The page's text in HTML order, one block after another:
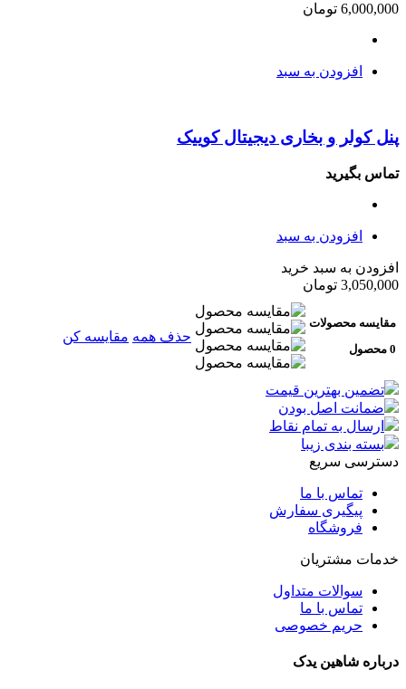
6,000,000 تومان
افزودن به سبد
پنل کولر و بخاری دیجیتال کوییک
تماس بگیرید
افزودن به سبد
افزودن به سبد خرید
3,050,000 تومان
مقایسه محصولات
0 محصول
حذف همه مقایسه کن
تضمین بهترین قیمت
ضمانت اصل بودن
ارسال به تمام نقاط
بسته بندی زیبا
دسترسی سریع
تماس با ما
پیگیری سفارش
فروشگاه
خدمات مشتریان
سوالات متداول
تماس با ما
حریم خصوصی
درباره شاهین یدک